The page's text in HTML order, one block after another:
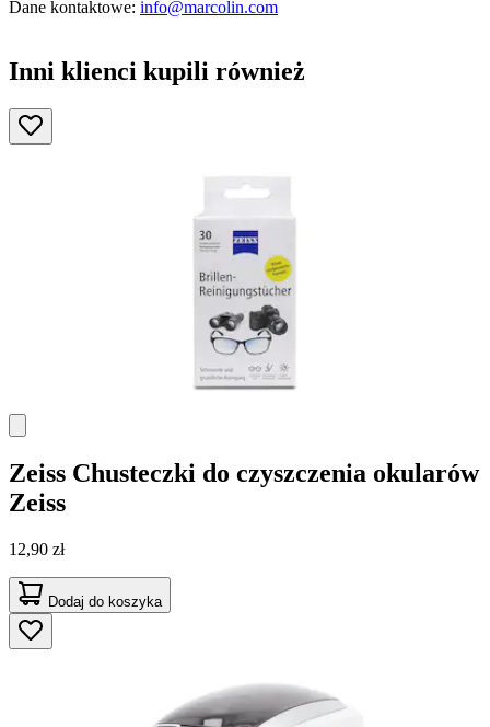
Dane kontaktowe: info@marcolin.com
Inni klienci kupili również
Zeiss Chusteczki do czyszczenia okularów
Zeiss
12,90 zł
Dodaj do koszyka